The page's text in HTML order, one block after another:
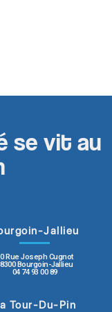
se vit au
Jallieu
Rue Joseph Cugnot
Bourgoin-Jallieu
04 74 93 00 89
Tour-Du-Pin